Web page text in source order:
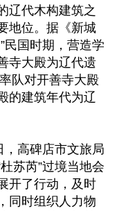
辽代木构建筑之
地位。据《新城
民国时期，营造学
寺大殿为辽代遗
队对开善寺大殿
的建筑年代为辽
高碑店市文旅局
苏芮”过境当地会
开了行动，及时
同时组织人力物